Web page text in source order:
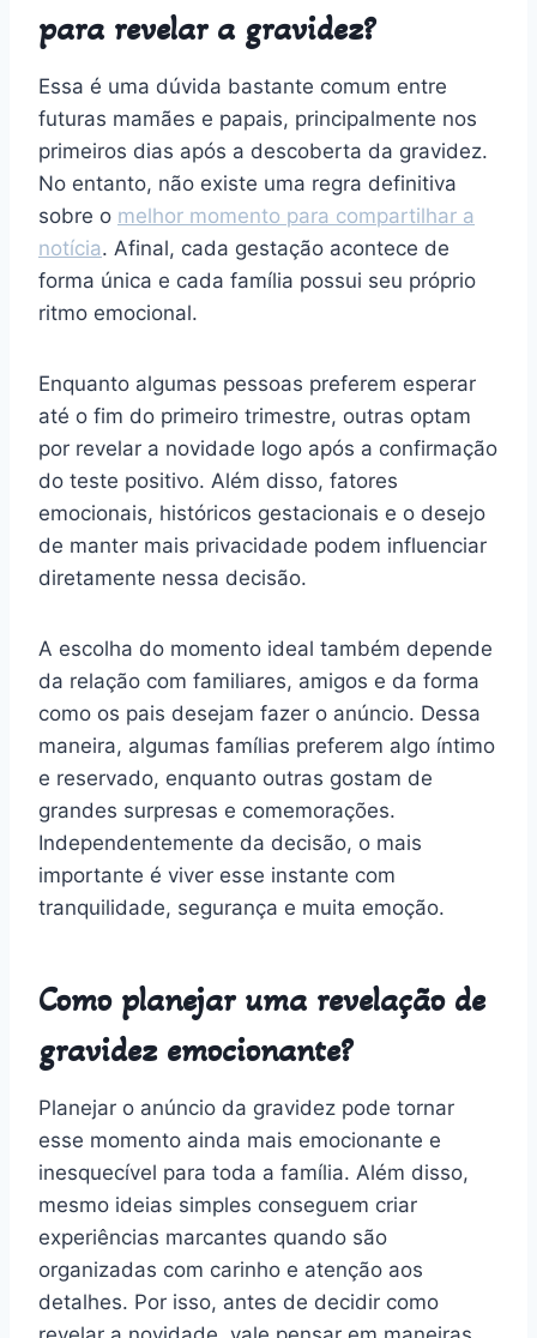
para revelar a gravidez?
Essa é uma dúvida bastante comum entre
futuras mamães e papais, principalmente nos
primeiros dias após a descoberta da gravidez.
No entanto, não existe uma regra definitiva
sobre o melhor momento para compartilhar a
notícia. Afinal, cada gestação acontece de
forma única e cada família possui seu próprio
ritmo emocional.
Enquanto algumas pessoas preferem esperar
até o fim do primeiro trimestre, outras optam
por revelar a novidade logo após a confirmação
do teste positivo. Além disso, fatores
emocionais, históricos gestacionais e o desejo
de manter mais privacidade podem influenciar
diretamente nessa decisão.
A escolha do momento ideal também depende
da relação com familiares, amigos e da forma
como os pais desejam fazer o anúncio. Dessa
maneira, algumas famílias preferem algo íntimo
e reservado, enquanto outras gostam de
grandes surpresas e comemorações.
Independentemente da decisão, o mais
importante é viver esse instante com
tranquilidade, segurança e muita emoção.
Como planejar uma revelação de
gravidez emocionante?
Planejar o anúncio da gravidez pode tornar
esse momento ainda mais emocionante e
inesquecível para toda a família. Além disso,
mesmo ideias simples conseguem criar
experiências marcantes quando são
organizadas com carinho e atenção aos
detalhes. Por isso, antes de decidir como